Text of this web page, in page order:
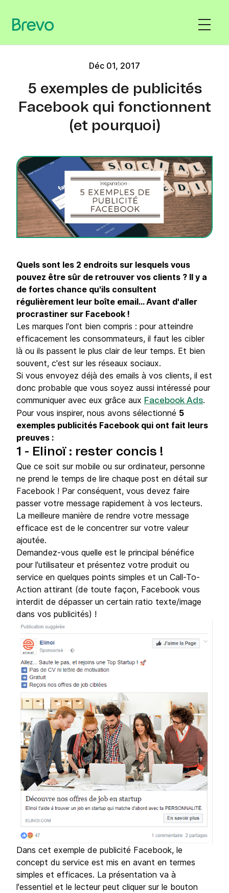
Déc 01, 2017
5 exemples de publicités
Facebook qui fonctionnent
(et pourquoi)
Quels sont les 2 endroits sur lesquels vous
pouvez être sûr de retrouver vos clients ? Il y a
de fortes chance qu'ils consultent
régulièrement leur boîte email... Avant d'aller
procrastiner sur Facebook !
Les marques l'ont bien compris : pour atteindre
efficacement les consommateurs, il faut les cibler
là ou ils passent le plus clair de leur temps. Et bien
souvent, c'est sur les réseaux sociaux.
Si vous envoyez déjà des emails à vos clients, il est
donc probable que vous soyez aussi intéressé pour
communiquer avec eux grâce aux Facebook Ads.
Pour vous inspirer, nous avons sélectionné 5
exemples publicités Facebook qui ont fait leurs
preuves :
1 - Elinoï : rester concis !
Que ce soit sur mobile ou sur ordinateur, personne
ne prend le temps de lire chaque post en détail sur
Facebook ! Par conséquent, vous devez faire
passer votre message rapidement à vos lecteurs.
La meilleure manière de rendre votre message
efficace est de le concentrer sur votre valeur
ajoutée.
Demandez-vous quelle est le principal bénéfice
pour l'utilisateur et présentez votre produit ou
service en quelques points simples et un Call-To-
Action attirant (de toute façon, Facebook vous
interdit de dépasser un certain ratio texte/image
dans vos publicités) !
Dans cet exemple de publicité Facebook, le
concept du service est mis en avant en termes
simples et efficaces. La présentation va à
l'essentiel et le lecteur peut cliquer sur le bouton